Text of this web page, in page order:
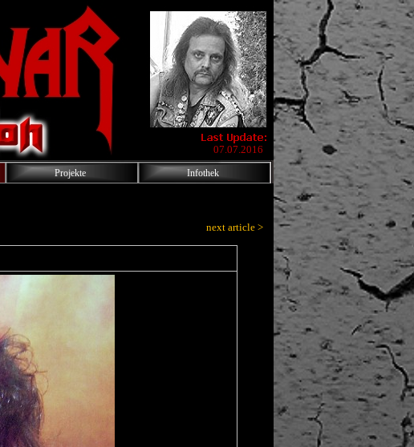
07.07.2016
Projekte Infothek
next article >